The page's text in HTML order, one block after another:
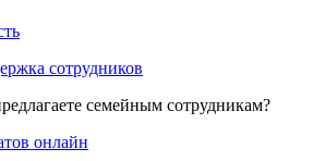
сотрудников
семейным сотрудникам?
онлайн